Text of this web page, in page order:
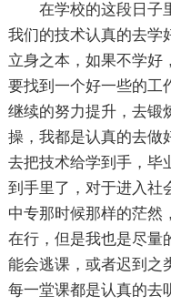
在学校的这段日子
我们的技术认真的去学
立身之本，如果不学好
要找到一个好一些的工
继续的努力提升，去锻
操，我都是认真的去做
去把技术给学到手，毕
到手里了，对于进入社
中专那时候那样的茫然
在行，但是我也是尽量
能会逃课，或者迟到之
每一堂课都是认真的去